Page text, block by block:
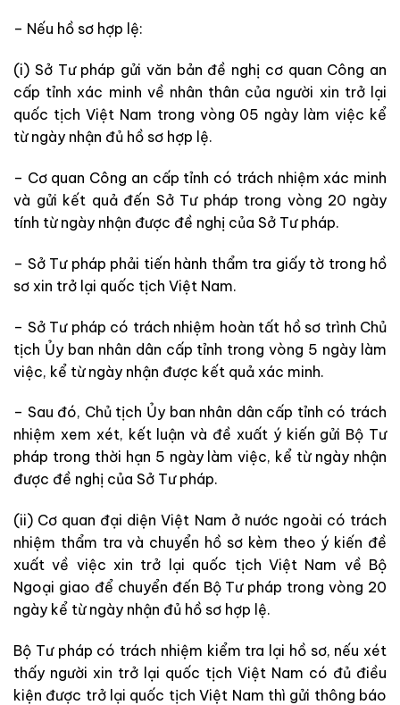
– Nếu hồ sơ hợp lệ:
(i) Sở Tư pháp gửi văn bản đề nghị cơ quan Công an
cấp tỉnh xác minh về nhân thân của người xin trở lại
quốc tịch Việt Nam trong vòng 05 ngày làm việc kể
từ ngày nhận đủ hồ sơ hợp lệ.
– Cơ quan Công an cấp tỉnh có trách nhiệm xác minh
và gửi kết quả đến Sở Tư pháp trong vòng 20 ngày
tính từ ngày nhận được đề nghị của Sở Tư pháp.
– Sở Tư pháp phải tiến hành thẩm tra giấy tờ trong hồ
sơ xin trở lại quốc tịch Việt Nam.
– Sở Tư pháp có trách nhiệm hoàn tất hồ sơ trình Chủ
tịch Ủy ban nhân dân cấp tỉnh trong vòng 5 ngày làm
việc, kể từ ngày nhận được kết quả xác minh.
– Sau đó, Chủ tịch Ủy ban nhân dân cấp tỉnh có trách
nhiệm xem xét, kết luận và đề xuất ý kiến gửi Bộ Tư
pháp trong thời hạn 5 ngày làm việc, kể từ ngày nhận
được đề nghị của Sở Tư pháp.
(ii) Cơ quan đại diện Việt Nam ở nước ngoài có trách
nhiệm thẩm tra và chuyển hồ sơ kèm theo ý kiến đề
xuất về việc xin trở lại quốc tịch Việt Nam về Bộ
Ngoại giao để chuyển đến Bộ Tư pháp trong vòng 20
ngày kể từ ngày nhận đủ hồ sơ hợp lệ.
Bộ Tư pháp có trách nhiệm kiểm tra lại hồ sơ, nếu xét
thấy người xin trở lại quốc tịch Việt Nam có đủ điều
kiện được trở lại quốc tịch Việt Nam thì gửi thông báo